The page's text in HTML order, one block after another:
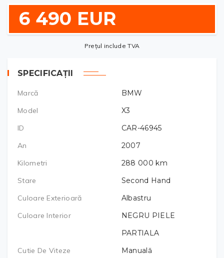
6 490 EUR
Prețul include TVA
SPECIFICAȚII
Marcă
BMW
Model
X3
ID
CAR-46945
An
2007
Kilometri
288 000 km
Stare
Second Hand
Culoare Exterioară
Albastru
Culoare Interior
NEGRU PIELE
PARTIALA
Cutie De Viteze
Manuală